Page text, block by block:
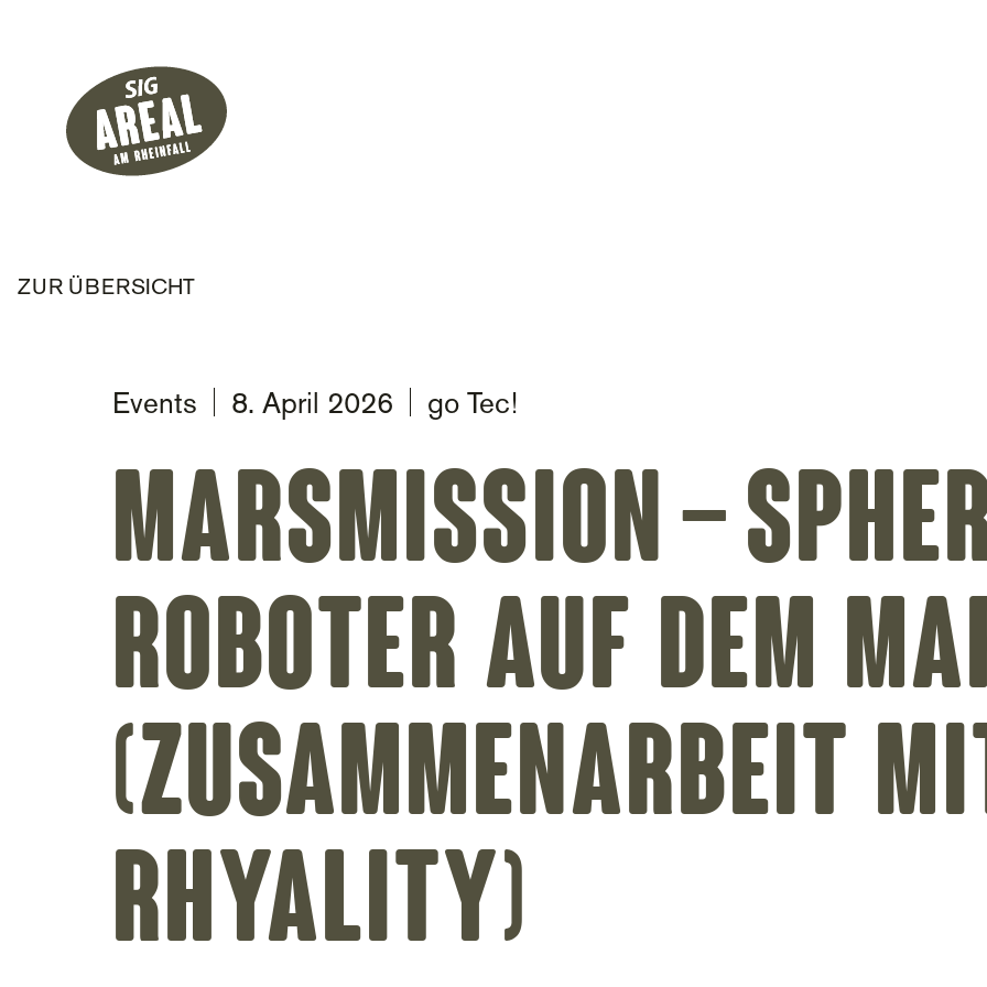
Header
SIG Gemeinnützige Stiftung
Hauptnavigation
ZUR ÜBERSICHT
Events 8. April 2026 go Tec!
Marsmission –
Roboter auf dem
(Zusammenarbeit
Rhyality)